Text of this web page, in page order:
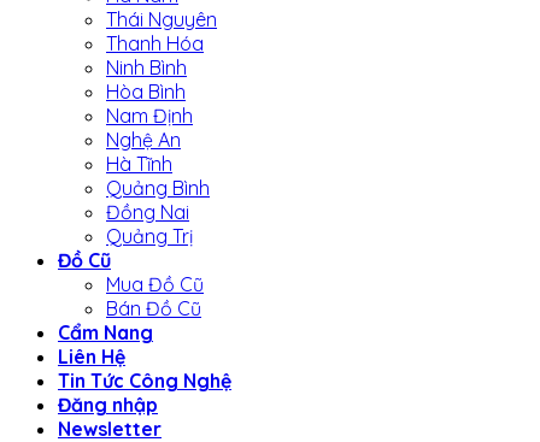
Thái Nguyên
Thanh Hóa
Ninh Bình
Hòa Bình
Nam Định
Nghệ An
Hà Tĩnh
Quảng Bình
Đồng Nai
Quảng Trị
Đồ Cũ
Mua Đồ Cũ
Bán Đồ Cũ
Cẩm Nang
Liên Hệ
Tin Tức Công Nghệ
Đăng nhập
Newsletter